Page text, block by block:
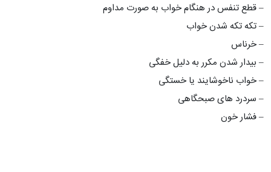
– قطع تنفس در هنگام خواب به صورت مداوم
– تکه تکه شدن خواب
– خرناس
– بیدار شدن مکرر به دلیل خفگی
– خواب ناخوشایند یا خستگی
– سردرد های صبحگاهی
– فشار خون